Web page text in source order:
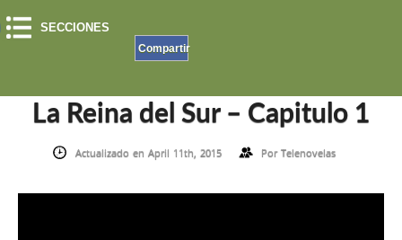
SECCIONES
Compartir
»LA REINA DEL SUR – CAPITULO 1
La Reina del Sur – Capitulo 1
Actualizado en April 11th, 2015 PorTelenovelas